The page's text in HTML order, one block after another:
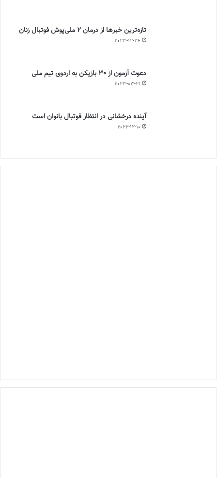
تازه‌ترین خبرها از درمان ۲ ملی‌پوش فوتبال زنان
2023-12-24
دعوت آزمون از 30 بازیکن به اردوی تیم ملی
2023-03-21
آینده درخشانی در انتظار فوتبال بانوان است
2022-12-10